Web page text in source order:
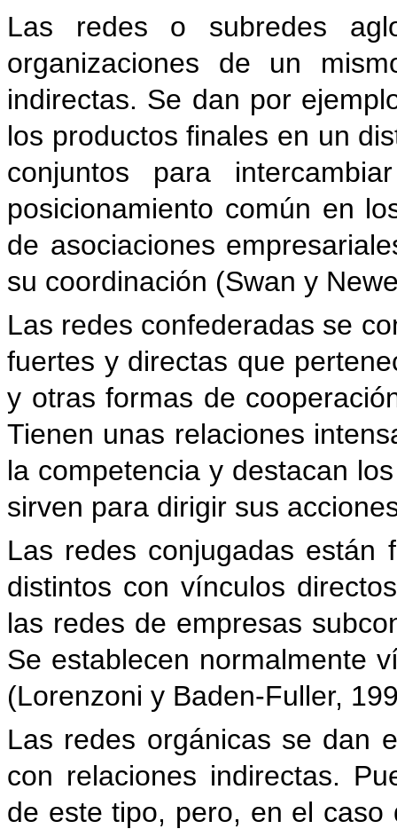
Las redes o subredes
organizaciones de un
indirectas. Se dan por
los productos finales en un
conjuntos para
posicionamiento común en
de asociaciones
su coordinación (Swan y
Las redes confederadas se
fuertes y directas que
y otras formas de
Tienen unas relaciones
la competencia y destacan
sirven para dirigir sus
Las redes conjugadas están
distintos con vínculos
las redes de empresas
Se establecen normalmente
(Lorenzoni y Baden-Fuller,
Las redes orgánicas se dan
con relaciones indirectas.
de este tipo, pero, en el